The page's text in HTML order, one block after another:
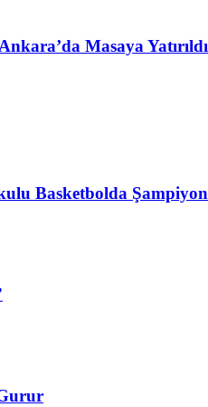
Masaya Yatırıldı
Basketbolda